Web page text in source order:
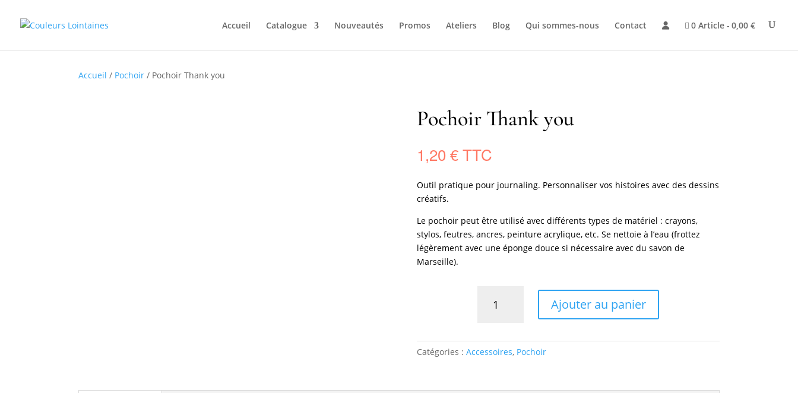
Accueil Catalogue Nouveautés Promos Ateliers Blog Qui sommes-nous Contact 0 Article 0,00 €
Accueil / Pochoir / Pochoir Thank you
Pochoir Thank you
1,20€
Outil pratique pour journaling. Personnaliser vos histoires avec des dessins
créatifs.
Le pochoir peut être utilisé avec différents types de matériel : crayons,
stylos, feutres, ancres, peinture acrylique, etc. Se nettoie à l’eau (frottez
légèrement avec une éponge douce si nécessaire avec du savon de
Marseille).
Ajouter au panier
Catégories : Accessoires, Pochoir